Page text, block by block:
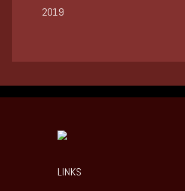
2019
LINKS